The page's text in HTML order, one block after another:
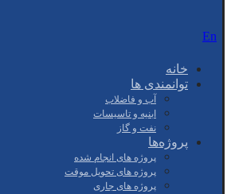
En
خانه
توانمندی ها
آب و فاضلاب
ابنیه و تاسیسات
نفت و گاز
پروژه‌ها
پروژه های انجام شده
پروژه های تحویل موقت
پروژه های جاری